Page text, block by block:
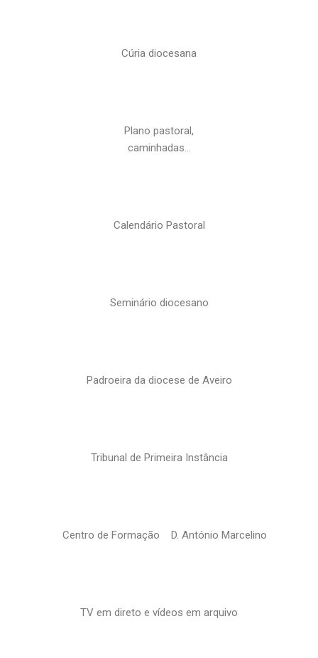
Cúria diocesana
Plano pastoral,
caminhadas…
Calendário Pastoral
Seminário diocesano
Padroeira da diocese de Aveiro
Tribunal de Primeira Instância
Centro de Formação D. António Marcelino
TV em direto e vídeos em arquivo